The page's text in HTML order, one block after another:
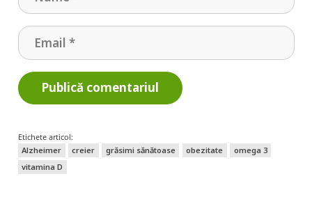
Publică comentariul
Etichete articol:
Alzheimer
creier grăsimi sănătoase obezitate
omega 3
vitamina D